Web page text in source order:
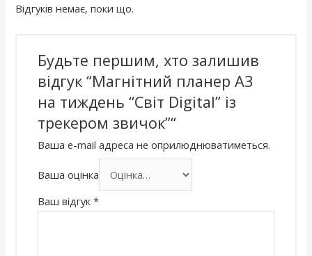
Відгуків немає, поки що.
Будьте першим, хто залишив
відгук “Магнітний планер А3
на тиждень “Світ Digital” із
трекером звичок”“
Ваша e-mail адреса не оприлюднюватиметься.
Ваша оцінка
Ваш відгук *